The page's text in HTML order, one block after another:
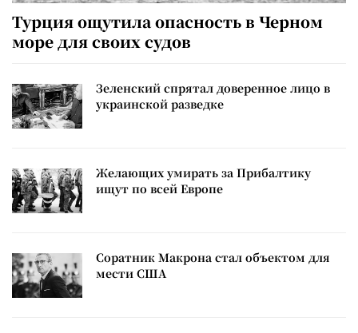
Турция ощутила опасность в Черном
море для своих судов
Зеленский спрятал доверенное лицо в
украинской разведке
Желающих умирать за Прибалтику
ищут по всей Европе
Соратник Макрона стал объектом для
мести США